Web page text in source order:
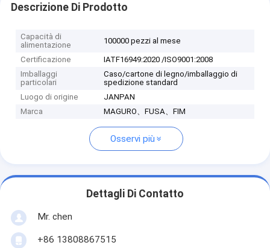
Descrizione Di Prodotto
Capacità di
alimentazione
100000 pezzi al mese
Certificazione
IATF16949:2020 /ISO9001:2008
Imballaggi
particolari
Caso/cartone di legno/imballaggio di
spedizione standard
Luogo di origine
JANPAN
Marca
MAGURO、FUSA、FIM
Osservi più
Dettagli Di Contatto
Mr. chen
+86 13808867515